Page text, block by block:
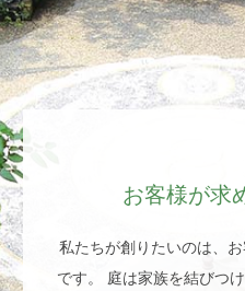
お客様が求
私たちが創りたいのは、
です。
庭は家族を結びつ